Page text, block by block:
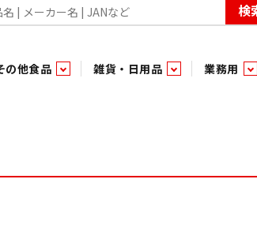
検
子 珍味 吊下げ専用品 輸入品 駄菓子
の他飲料水
の他食品 雑貨・日用品
き物 家庭消耗雑貨 軽衣料 台所用品
業務用
ナル商品（PB） おすすめ・イチオシ商品
チルド飲料・デザート 和日配 日配調
チルド飲料・デザート 和日配 日配調